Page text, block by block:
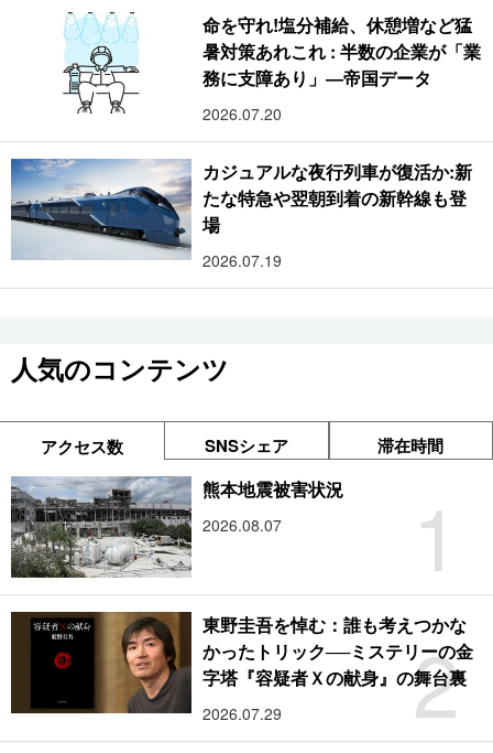
命を守れ!塩分補給、休憩増など猛
暑対策あれこれ : 半数の企業が「業
務に支障あり」―帝国データ
2026.07.20
カジュアルな夜行列車が復活か:新
たな特急や翌朝到着の新幹線も登
場
2026.07.19
人気のコンテンツ
アクセス数 SNSシェア 滞在時間
1
熊本地震被害状況
2026.08.07
2
東野圭吾を悼む：誰も考えつかな
かったトリック──ミステリーの金
字塔『容疑者Ｘの献身』の舞台裏
2026.07.29